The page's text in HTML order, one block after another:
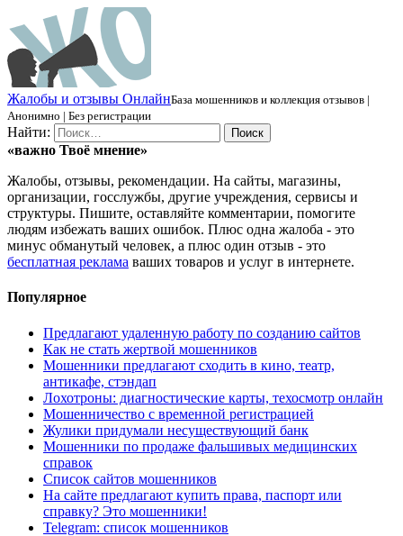
Жалобы и отзывы ОнлайнБаза мошенников и коллекция отзывов |
Анонимно | Без регистрации
Найти:
«важно Твоё мнение»
Жалобы, отзывы, рекомендации. На сайты, магазины,
организации, госслужбы, другие учреждения, сервисы и
структуры. Пишите, оставляйте комментарии, помогите
людям избежать ваших ошибок. Плюс одна жалоба - это
минус обманутый человек, а плюс один отзыв - это
бесплатная реклама ваших товаров и услуг в интернете.
Популярное
Предлагают удаленную работу по созданию сайтов
Как не стать жертвой мошенников
Мошенники предлагают сходить в кино, театр,
антикафе, стэндап
Лохотроны: диагностические карты, техосмотр онлайн
Мошенничество с временной регистрацией
Жулики придумали несуществующий банк
Мошенники по продаже фальшивых медицинских
справок
Список сайтов мошенников
На сайте предлагают купить права, паспорт или
справку? Это мошенники!
Telegram: список мошенников